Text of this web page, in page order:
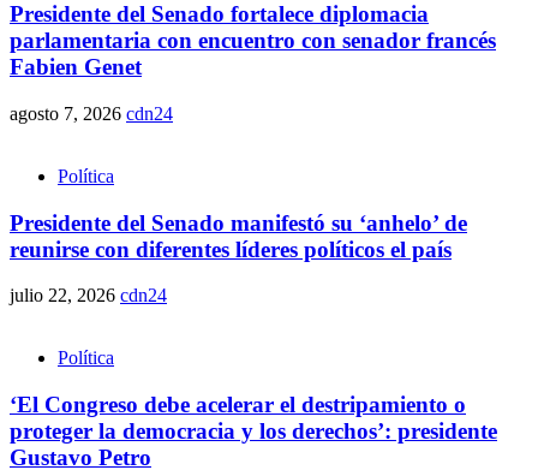
Presidente del Senado fortalece diplomacia
parlamentaria con encuentro con senador francés
Fabien Genet
agosto 7, 2026 cdn24
Política
Presidente del Senado manifestó su ‘anhelo’ de
reunirse con diferentes líderes políticos el país
julio 22, 2026 cdn24
Política
‘El Congreso debe acelerar el destripamiento o
proteger la democracia y los derechos’: presidente
Gustavo Petro